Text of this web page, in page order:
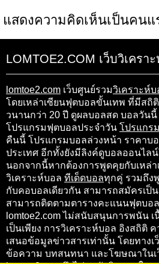
แสดงความคิดเห็นเป็นคนแ
LOMTOE2.COM เว็บวิเคร
lomtoe2.com เว็บศูนย์รวมวิเคราะห์บ
โดยเหล่าเซียนฟุตบอลขั้นเทพ ที่มีส
วนานกว่า 20 ปี ดูผลบอลสด บอลวัน
โปรแกรมฟุตบอลประจำวัน โปรแกร
คืนนี้ โปรแกรมบอลล่วงหน้า ราคาบอ
ประเทศ อีกทั้งยังมีลิงค์ดูบอลออนไล
นอกจากนี้หากต้องการพูดคุยกับเหล่
วิเคราะห์บอล ทีเด็ดบอลทุกคู่ รวมถึง
กับคอบอลเดียวกัน สามารถสมัครเป็
สามารถติดตามตารางคะแนนฟุตบอล
lomtoe2.com ไม่สนับสนุนการพนัน
เป็นเพียง การวิเคราะห์บอล อิงสถิติ
เสนอข้อมูลข่าวสารเท่านั้น โดยทาง
ข้อความ บทสนทนา และโฆษณาในเ